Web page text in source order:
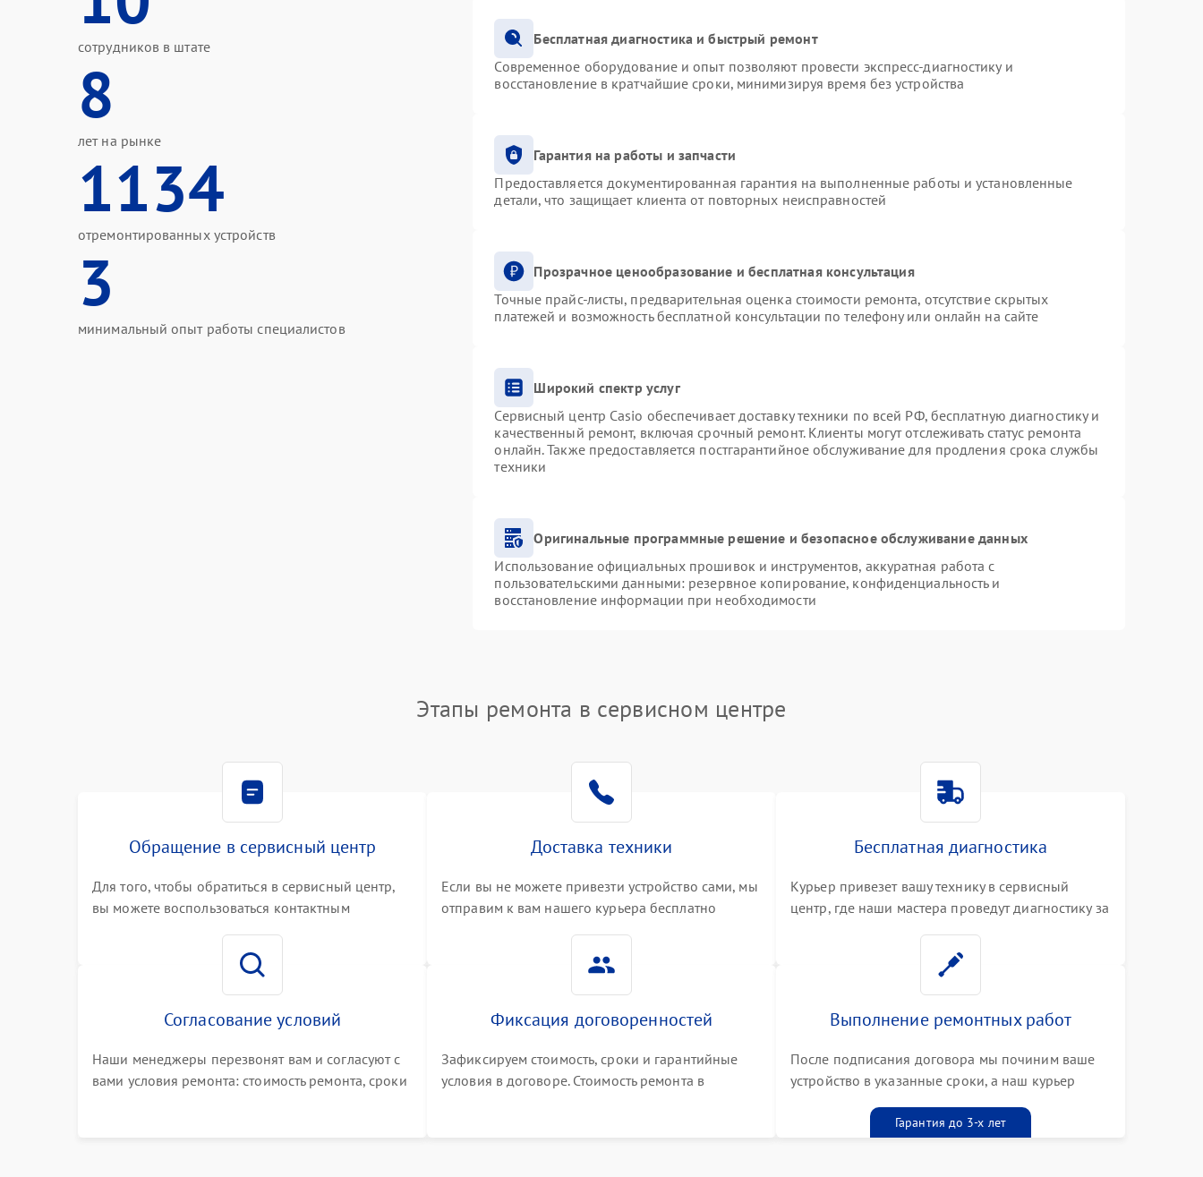
сотрудников в штате
8
лет на рынке
1134
отремонтированных устройств
3
минимальный опыт работы специалистов
Бесплатная диагностика и быстрый ремонт
Современное оборудование и опыт позволяют провести экспресс-диагностику и
восстановление в кратчайшие сроки, минимизируя время без устройства
Гарантия на работы и запчасти
Предоставляется документированная гарантия на выполненные работы и установленные
детали, что защищает клиента от повторных неисправностей
Прозрачное ценообразование и бесплатная консультация
Точные прайс-листы, предварительная оценка стоимости ремонта, отсутствие скрытых
платежей и возможность бесплатной консультации по телефону или онлайн на сайте
Широкий спектр услуг
Сервисный центр Casio обеспечивает доставку техники по всей РФ, бесплатную диагностику и
качественный ремонт, включая срочный ремонт. Клиенты могут отслеживать статус ремонта
онлайн. Также предоставляется постгарантийное обслуживание для продления срока службы
техники
Оригинальные программные решение и безопасное обслуживание данных
Использование официальных прошивок и инструментов, аккуратная работа с
пользовательскими данными: резервное копирование, конфиденциальность и
восстановление информации при необходимости
Этапы ремонта в сервисном центре
Обращение в сервисный центр
Для того, чтобы обратиться в сервисный центр,
вы можете воспользоваться контактным
номер телефона на сайте
Доставка техники
Если вы не можете привезти устройство сами, мы
отправим к вам нашего курьера бесплатно
Бесплатная диагностика
Курьер привезет вашу технику в сервисный
центр, где наши мастера проведут диагностику за
Согласование условий
Наши менеджеры перезвонят вам и согласуют с
вами условия ремонта: стоимость ремонта, сроки
Фиксация договоренностей
Зафиксируем стоимость, сроки и гарантийные
условия в договоре. Стоимость ремонта в
Выполнение ремонтных работ
После подписания договора мы починим ваше
устройство в указанные сроки, а наш курьер
талоном бесплатноГарантия до 3-х лет